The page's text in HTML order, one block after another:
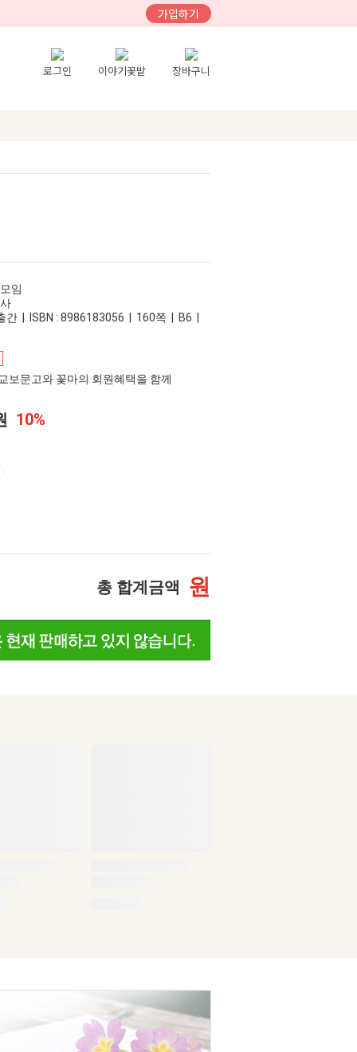
가입하기
로그인 이야기꽃밭 장바구니
임
간 | ISBN : 8986183056 | 160쪽 | B6 |
보문고와 꽃마의 회원혜택을 함께
10%
총 합계금액 원